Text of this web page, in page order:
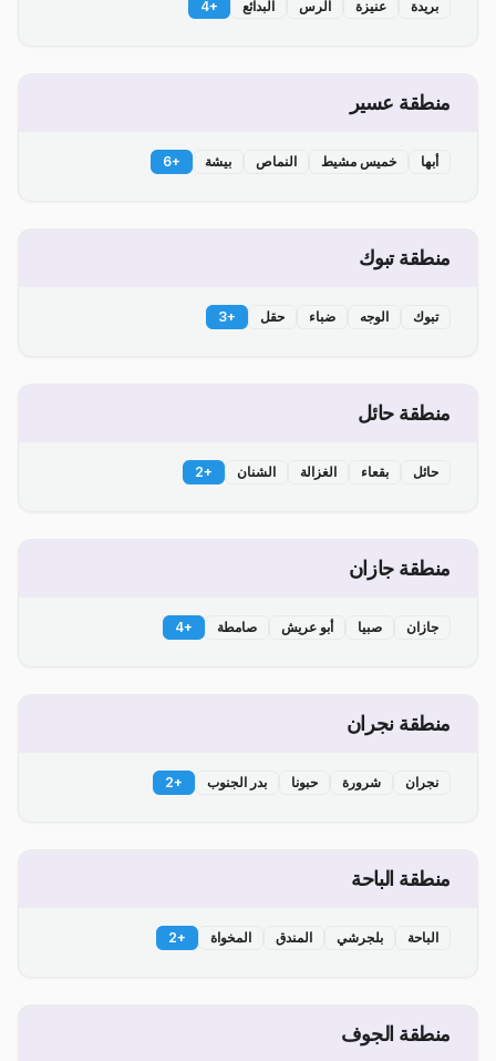
بريدة عنيزة الرس البدائع +
4
منطقة عسير
أبها خميس مشيط النماص بيشة +
6
منطقة تبوك
تبوك الوجه ضباء حقل +
3
منطقة حائل
حائل بقعاء الغزالة الشنان +
2
منطقة جازان
جازان صبيا أبو عريش صامطة +
4
منطقة نجران
نجران شرورة حبونا بدر الجنوب +
2
منطقة الباحة
الباحة بلجرشي المندق المخواة +
2
منطقة الجوف